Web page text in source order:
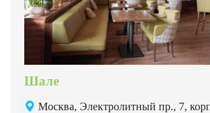
Шале
Москва, Электролитный пр., 7,